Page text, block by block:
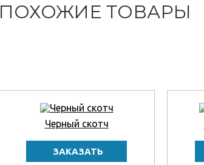
ПОХОЖИЕ ТОВАРЫ
Черный скотч